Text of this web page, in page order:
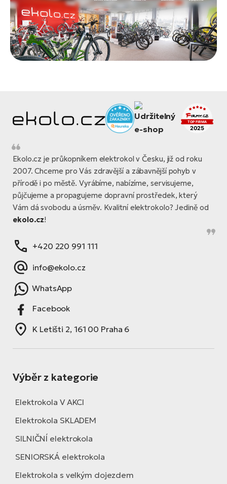
Ekolo.cz je průkopníkem elektrokol v Česku, již od roku
2007. Chceme pro Vás zdravější a zábavnější pohyb v
přírodě i po městě. Vyrábíme, nabízíme, servisujeme,
půjčujeme a propagujeme dopravní prostředek, který
Vám dá svobodu a úsměv. Kvalitní elektrokolo? Jedině od
ekolo.cz!
+420 220 991 111
info@ekolo.cz
WhatsApp
Facebook
K Letišti 2, 161 00 Praha 6
Výběr z kategorie
Elektrokola V AKCI
Elektrokola SKLADEM
SILNIČNÍ elektrokola
SENIORSKÁ elektrokola
Elektrokola s velkým dojezdem